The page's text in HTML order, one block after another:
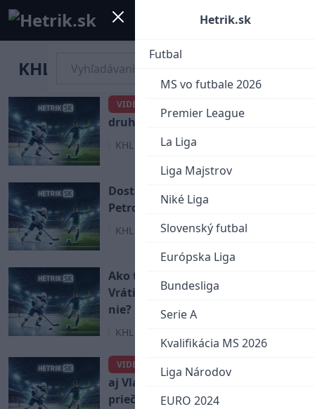
Mobile menu
Hetrik.sk
Futbal
MS vo futbale 2026
Premier League
La Liga
Liga Majstrov
Niké Liga
Slovenský futbal
Európska Liga
Bundesliga
Serie A
Kvalifikácia MS 2026
Liga Národov
EURO 2024
KHL
VIDEO
Slovan Bratislava vyhral
druhý zápas za sebou! (VIDEO)
KHL
Dostane Slovan ďalší debakel od
Petrohradu?
KHL
Ako to nakoniec je so Slovanom?
Vráti sa do Tipsport Ligy alebo
nie?
KHL
VIDEO
Slovan Bratislava zdolal
aj Vladivostok a je na postupovej
priečke! (VIDEO)